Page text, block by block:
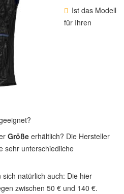
Ist das Modell
für Ihren
Größe erhältlich? Die Hersteller
sehr unterschiedliche
sich natürlich auch: Die hier
zwischen 50 € und 140 €.